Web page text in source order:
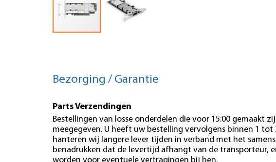
Bezorging / Garantie
Parts Verzendingen
Bestellingen van losse onderdelen die voor 15:00 gemaakt
meegegeven. U heeft uw bestelling vervolgens binnen 1
hanteren wij langere lever tijden in verband met het
benadrukken dat de levertijd afhangt van de transporteur,